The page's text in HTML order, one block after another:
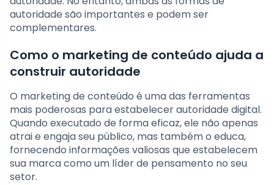
autoridade são importantes e podem ser
complementares.
Como o marketing de conteúdo ajuda a
construir autoridade
O marketing de conteúdo é uma das ferramentas
mais poderosas para estabelecer autoridade digital.
Quando executado de forma eficaz, ele não apenas
atrai e engaja seu público, mas também o educa,
fornecendo informações valiosas que estabelecem
sua marca como um líder de pensamento no seu
setor.